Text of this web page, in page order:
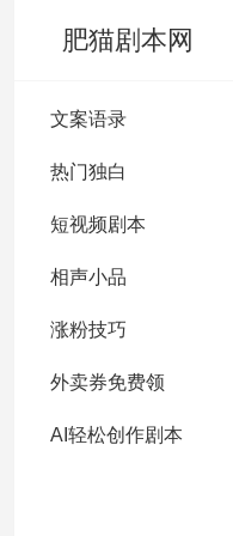
肥猫剧本网
文案语录
热门独白
短视频剧本
相声小品
涨粉技巧
外卖券免费领
AI轻松创作剧本